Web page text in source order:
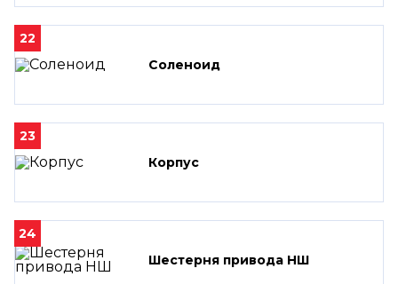
22
Соленоид
23
Корпус
24
Шестерня привода НШ